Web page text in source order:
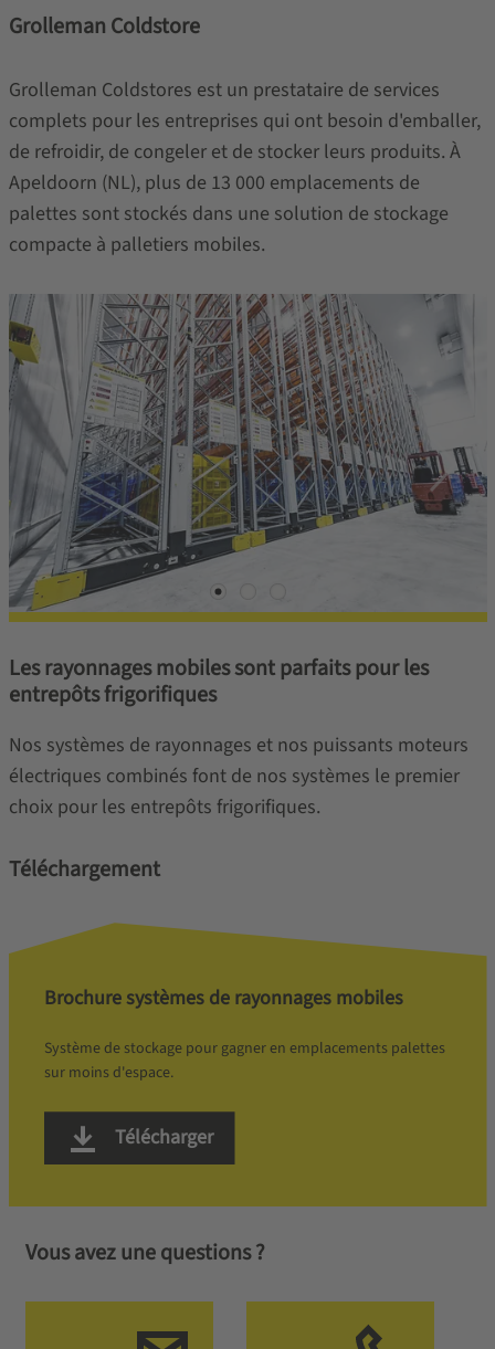
Grolleman Coldstore
Grolleman Coldstores est un prestataire de services
complets pour les entreprises qui ont besoin d'emballer,
de refroidir, de congeler et de stocker leurs produits. À
Apeldoorn (NL), plus de 13 000 emplacements de
palettes sont stockés dans une solution de stockage
compacte à palletiers mobiles.
Les rayonnages mobiles sont parfaits pour les
entrepôts frigorifiques
Nos systèmes de rayonnages et nos puissants moteurs
électriques combinés font de nos systèmes le premier
choix pour les entrepôts frigorifiques.
Téléchargement
Brochure systèmes de rayonnages mobiles
Système de stockage pour gagner en emplacements palettes
sur moins d'espace.
Télécharger
Vous avez une questions ?